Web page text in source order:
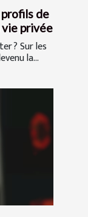
de
privée
? Sur les
la...